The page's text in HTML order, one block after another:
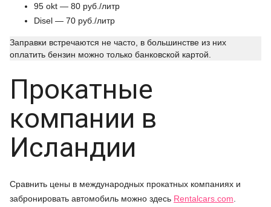
95 okt — 80 руб./литр
Disel — 70 руб./литр
Заправки встречаются не часто, в большинстве из них
оплатить бензин можно только банковской картой.
Прокатные
компании в
Исландии
Сравнить цены в международных прокатных компаниях и
забронировать автомобиль можно здесь Rentalcars.com